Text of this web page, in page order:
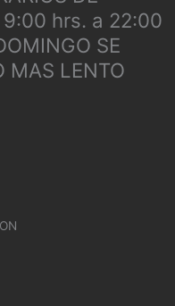
9:00 hrs. a 22:00
SE
MAS LENTO